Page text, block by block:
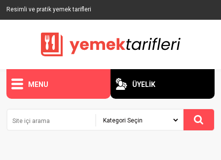
Resimli ve pratik yemek tarifleri
MENU ÜYELİK